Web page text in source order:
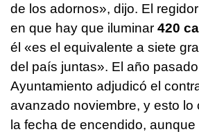
de los adornos», dijo. El
en que hay que iluminar 420
él «es el equivalente a siete
del país juntas». El año
Ayuntamiento adjudicó el
avanzado noviembre, y esto lo
la fecha de encendido, aunque